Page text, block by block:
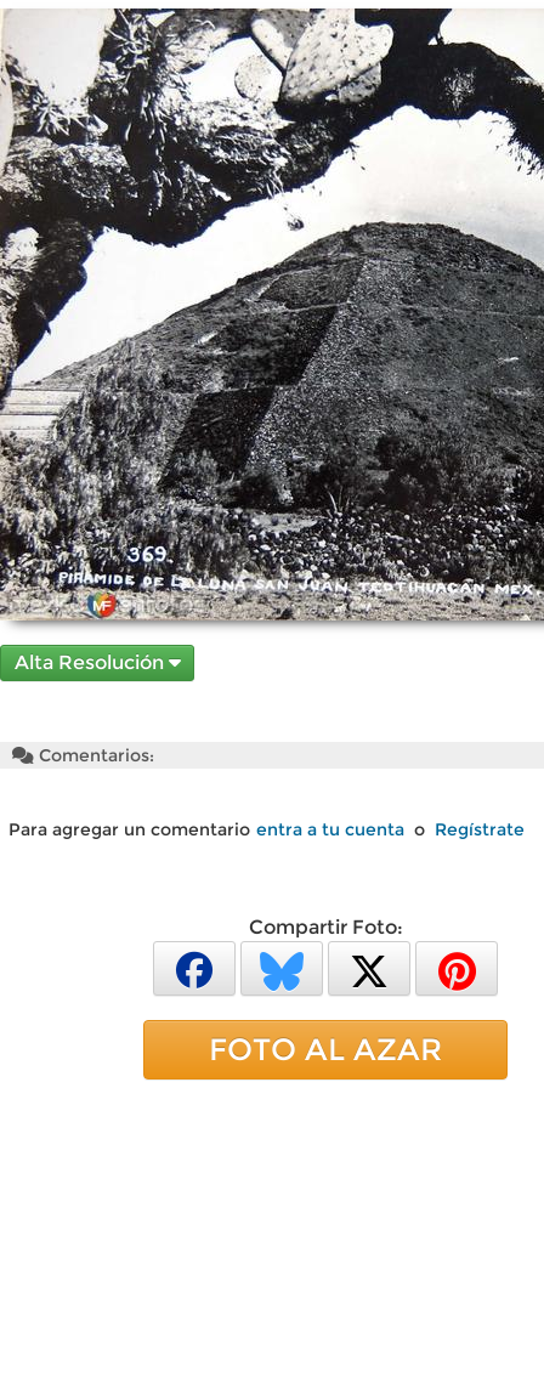
Alta Resolución
Comentarios:
Para agregar un comentario entra a tu cuenta o Regístrate
Compartir Foto:
FOTO AL AZAR